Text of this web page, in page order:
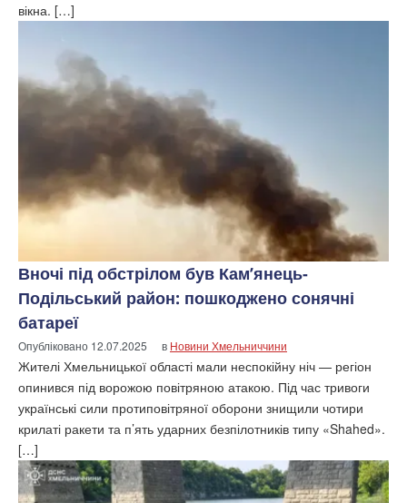
вікна. […]
Вночі під обстрілом був Кам’янець-
Подільський район: пошкоджено сонячні
батареї
Опубліковано 12.07.2025 в Новини Хмельниччини
Жителі Хмельницької області мали неспокійну ніч — регіон
опинився під ворожою повітряною атакою. Під час тривоги
українські сили протиповітряної оборони знищили чотири
крилаті ракети та п’ять ударних безпілотників типу «Shahed».
[…]